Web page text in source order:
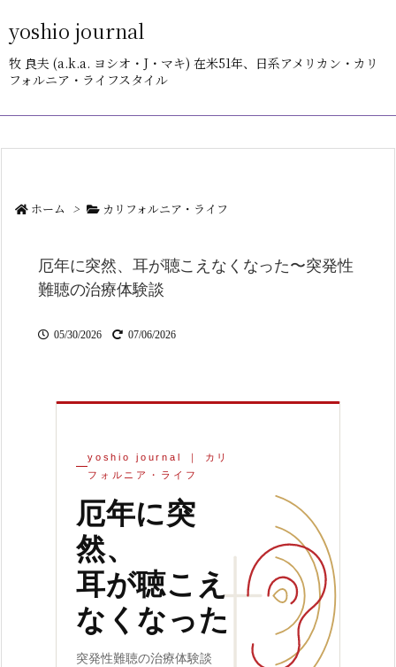
yoshio journal
牧 良夫 (a.k.a. ヨシオ・J・マキ) 在米51年、日系アメリカン・カリ
フォルニア・ライフスタイル
ホーム > カリフォルニア・ライフ
厄年に突然、耳が聴こえなくなった〜突発性
難聴の治療体験談
05/30/2026 07/06/2026
yoshio journal ｜ カリ
フォルニア・ライフ
厄年に突
然、
耳が聴こえ
なくなった
突発性難聴の治療体験談